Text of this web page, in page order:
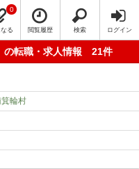
る
0
閲覧履歴 検索 ログイン
の転職・求人情報 21件
輪村